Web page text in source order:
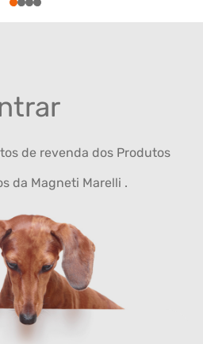
1234
de revenda dos Produtos
da Magneti Marelli .